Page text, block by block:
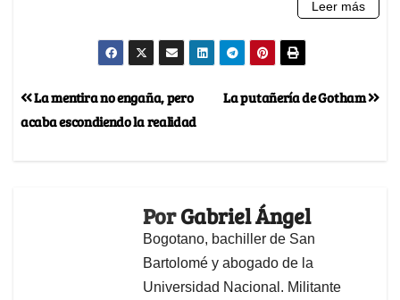
La putañería de Gotham
La mentira no engaña, pero
acaba escondiendo la realidad
PorGabriel Ángel
Bogotano, bachiller de San
Bartolomé y abogado de la
Universidad Nacional. Militante